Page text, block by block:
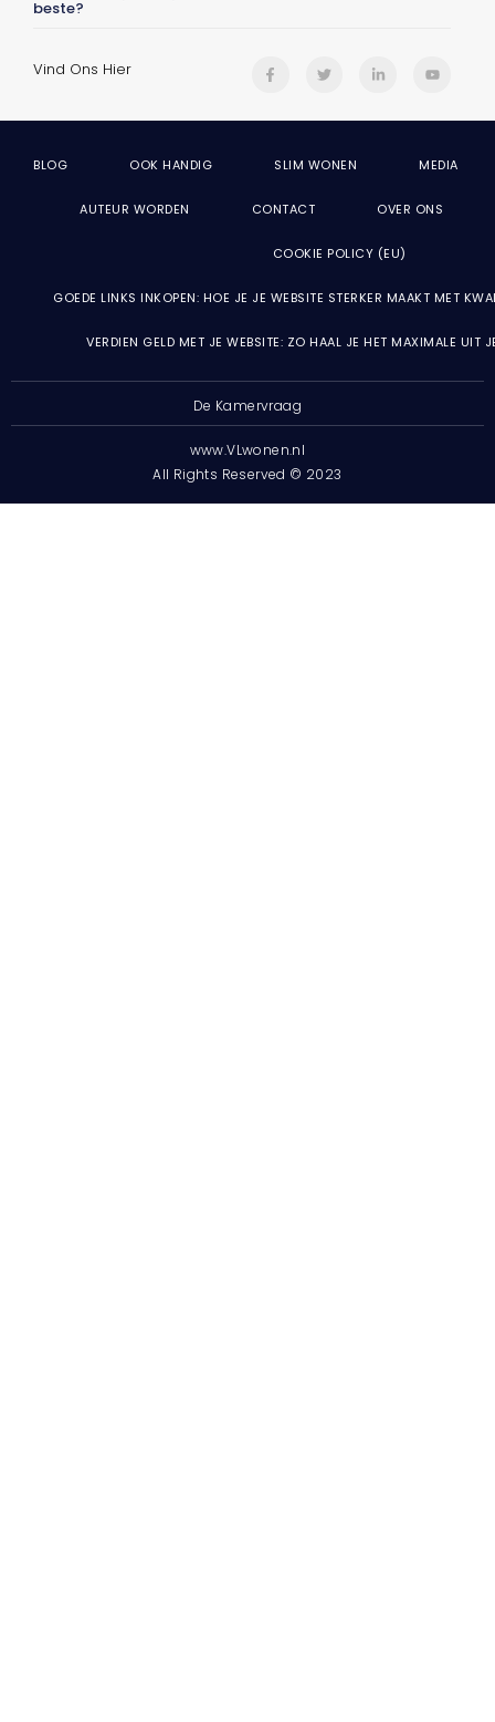
beste?
Vind Ons Hier
BLOG OOK HANDIG SLIM WONEN MEDIA
AUTEUR WORDEN CONTACT OVER ONS
COOKIE POLICY (EU)
GOEDE LINKS INKOPEN: HOE JE JE WEBSITE STERKER MAAKT MET
VERDIEN GELD MET JE WEBSITE: ZO HAAL JE HET MAXIMALE UIT
De Kamervraag
www.VLwonen.nl
All Rights Reserved © 2023